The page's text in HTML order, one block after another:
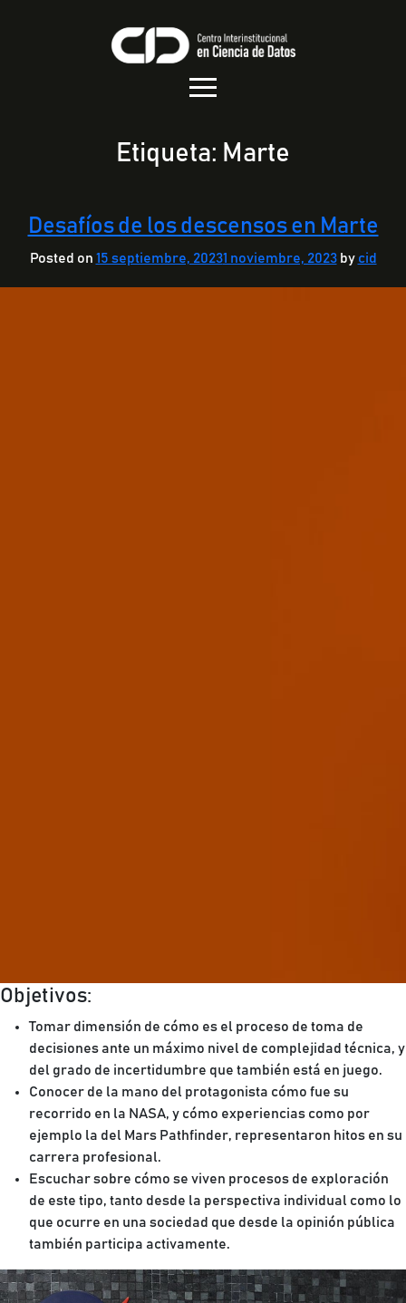
Etiqueta: Marte
Desafíos de los descensos en Marte
Posted on 15 septiembre, 20231 noviembre, 2023by cid
Objetivos:
Tomar dimensión de cómo es el proceso de toma de
decisiones ante un máximo nivel de complejidad técnica, y
del grado de incertidumbre que también está en juego.
Conocer de la mano del protagonista cómo fue su
recorrido en la NASA, y cómo experiencias como por
ejemplo la del Mars Pathfinder, representaron hitos en su
carrera profesional.
Escuchar sobre cómo se viven procesos de exploración
de este tipo, tanto desde la perspectiva individual como lo
que ocurre en una sociedad que desde la opinión pública
también participa activamente.